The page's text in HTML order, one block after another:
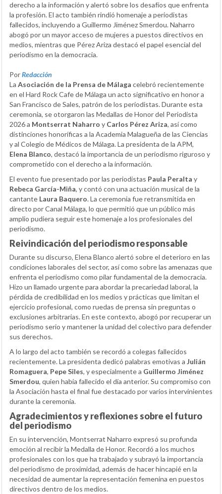
derecho a la información y alertó sobre los desafíos que enfrenta
la profesión. El acto también rindió homenaje a periodistas
fallecidos, incluyendo a Guillermo Jiménez Smerdou. Naharro
abogó por un mayor acceso de mujeres a puestos directivos en
medios, mientras que Pérez Ariza destacó el papel esencial del
periodismo en la democracia.
PorRedacción
La Asociación de la Prensa de Málaga celebró recientemente
en el Hard Rock Cafe de Málaga un acto significativo en honor a
San Francisco de Sales, patrón de los periodistas. Durante esta
ceremonia, se otorgaron las Medallas de Honor del Periodista
2026 a Montserrat Naharro y Carlos Pérez Ariza, así como
distinciones honoríficas a la Academia Malagueña de las Ciencias
y al Colegio de Médicos de Málaga. La presidenta de la APM,
Elena Blanco, destacó la importancia de un periodismo riguroso y
comprometido con el derecho a la información.
El evento fue presentado por las periodistas Paula Peralta y
Rebeca García-Miña, y contó con una actuación musical de la
cantante Laura Baquero. La ceremonia fue retransmitida en
directo por Canal Málaga, lo que permitió que un público más
amplio pudiera seguir este homenaje a los profesionales del
periodismo.
Reivindicación del periodismo responsable
Durante su discurso, Elena Blanco alertó sobre el deterioro en las
condiciones laborales del sector, así como sobre las amenazas que
enfrenta el periodismo como pilar fundamental de la democracia.
Hizo un llamado urgente para abordar la precariedad laboral, la
pérdida de credibilidad en los medios y prácticas que limitan el
ejercicio profesional, como ruedas de prensa sin preguntas o
exclusiones arbitrarias. En este contexto, abogó por recuperar un
periodismo serio y mantener la unidad del colectivo para defender
sus derechos.
A lo largo del acto también se recordó a colegas fallecidos
recientemente. La presidenta dedicó palabras emotivas a Julián
Romaguera, Pepe Siles, y especialmente a Guillermo Jiménez
Smerdou, quien había fallecido el día anterior. Su compromiso con
la Asociación hasta el final fue destacado por varios intervinientes
durante la ceremonia.
Agradecimientos y reflexiones sobre el futuro
del periodismo
En su intervención, Montserrat Naharro expresó su profunda
emoción al recibir la Medalla de Honor. Recordó a los muchos
profesionales con los que ha trabajado y subrayó la importancia
del periodismo de proximidad, además de hacer hincapié en la
necesidad de aumentar la representación femenina en puestos
directivos dentro de los medios.